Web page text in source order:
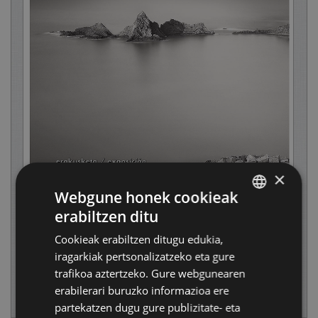
×
Webgune honek cookieak
erabiltzen ditu
Cookieak erabiltzen ditugu edukia,
iragarkiak pertsonalizatzeko eta gure
trafikoa aztertzeko. Gure webgunearen
erabilerari buruzko informazioa ere
partekatzen dugu gure publizitate- eta